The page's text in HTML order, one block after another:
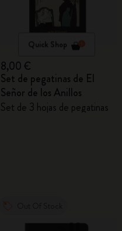
Quick Shop
8,00 €
Set de pegatinas de El
Señor de los Anillos
Set de 3 hojas de pegatinas